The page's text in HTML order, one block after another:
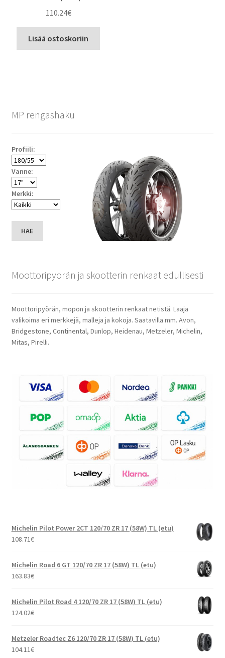
110.24€
Lisää ostoskoriin
MP rengashaku
Profiili:
Vanne:
Merkki:
HAE
Moottoripyörän ja skootterin renkaat edullisesti
Moottoripyörän, mopon ja skootterin renkaat netistä. Laaja
valikoima eri merkkejä, malleja ja kokoja. Saatavilla mm. Avon,
Bridgestone, Continental, Dunlop, Heidenau, Metzeler, Michelin,
Mitas, Pirelli.
Michelin Pilot Power 2CT 120/70 ZR 17 (58W) TL (etu)
108.71€
Michelin Road 6 GT 120/70 ZR 17 (58W) TL (etu)
163.83€
Michelin Pilot Road 4 120/70 ZR 17 (58W) TL (etu)
124.02€
Metzeler Roadtec Z6 120/70 ZR 17 (58W) TL (etu)
104.11€